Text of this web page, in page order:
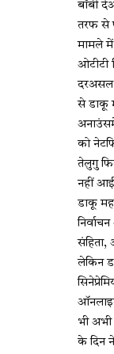
बॉबी
तरफ से
मामले में
ओटीटी
दरअसल
से डाकू
को
तेलुगु
नहीं आई
डाकू
लेकिन
भी
के दिन